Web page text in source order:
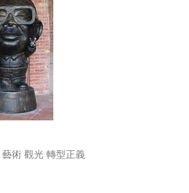
藝術觀光轉型正義